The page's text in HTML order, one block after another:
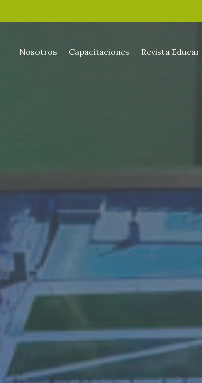
Nosotros Capacitaciones Revista Educar